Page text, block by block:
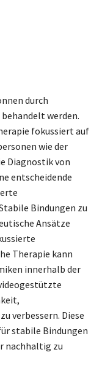
durch
werden.
fokussiert auf
wie der
Diagnostik von
entscheidende
Bindungen zu
Ansätze
Therapie kann
innerhalb der
verbessern. Diese
stabile Bindungen
nachhaltig zu